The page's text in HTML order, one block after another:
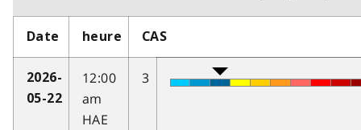
Date heure CAS
2026-
05-22
12:00
am
HAE
3